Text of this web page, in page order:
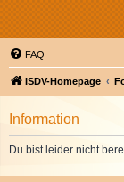
FAQ
ISDV-Homepage
Information
Du bist leider nicht